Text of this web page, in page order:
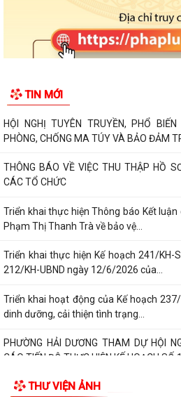
TIN MỚI
HỘI NGHỊ TUYÊN TRUYỀN, PHỔ
PHÒNG, CHỐNG MA TÚY VÀ BẢO ĐẢM
THÔNG BÁO VỀ VIỆC THU THẬP HỒ
CÁC TỔ CHỨC
Triển khai thực hiện Thông báo Kết
Phạm Thị Thanh Trà về bảo vệ...
Triển khai thực hiện Kế hoạch 241/KH-
212/KH-UBND ngày 12/6/2026 của...
Triển khai hoạt động của Kế hoạch
dinh dưỡng, cải thiện tình trạng...
PHƯỜNG HẢI DƯƠNG THAM DỰ HỘI
CÁO TIẾN ĐỘ THỰC HIỆN KẾ HOẠCH SỐ
THƯ VIỆN ẢNH